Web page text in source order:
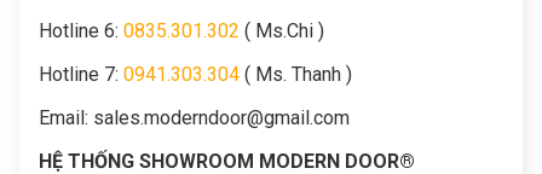
Hotline 6: 0835.301.302 ( Ms.Chi )
Hotline 7: 0941.303.304 ( Ms. Thanh )
Email: sales.moderndoor@gmail.com
HỆ THỐNG SHOWROOM MODERN DOOR®